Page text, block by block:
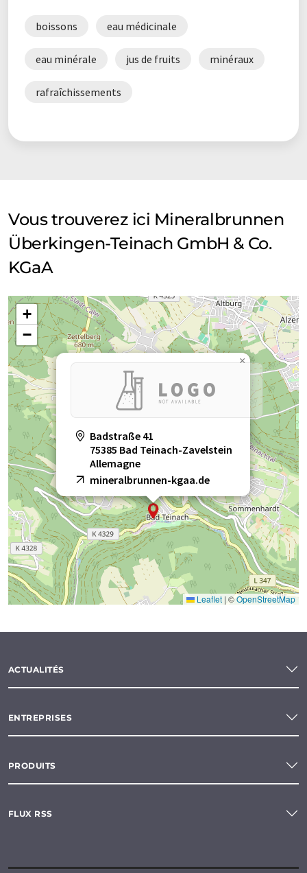
boissons eau médicinale
eau minérale jus de fruits minéraux
rafraîchissements
Vous trouverez ici Mineralbrunnen
Überkingen-Teinach GmbH & Co.
KGaA
Badstraße 41
75385 Bad Teinach-Zavelstein
Allemagne
mineralbrunnen-kgaa.de
×
+
−
Leaflet | ©OpenStreetMap
ACTUALITÉS
ENTREPRISES
PRODUITS
FLUX RSS